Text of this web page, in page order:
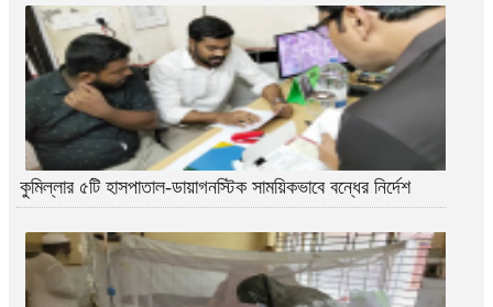
কুমিল্লার ৫টি হাসপাতাল-ডায়াগনস্টিক সাময়িকভাবে বন্ধের নির্দেশ